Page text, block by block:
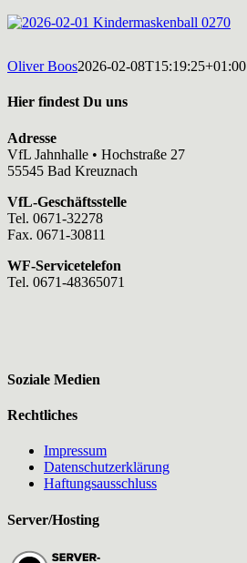
Oliver Boos2026-02-08T15:19:25+01:00
Hier findest Du uns
Adresse
VfL Jahnhalle • Hochstraße 27
55545 Bad Kreuznach
VfL-Geschäftsstelle
Tel. 0671-32278
Fax. 0671-30811
WF-Servicetelefon
Tel. 0671-48365071
Soziale Medien
Rechtliches
Impressum
Datenschutzerklärung
Haftungsausschluss
Server/Hosting